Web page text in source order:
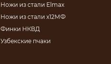
Ножи из стали Elmax
Ножи из стали х12МФ
Финки НКВД
Узбекские пчаки